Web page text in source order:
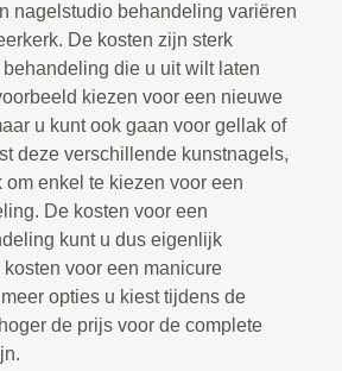
nagelstudio behandeling variëren
De kosten zijn sterk
die u uit wilt laten
kiezen voor een nieuwe
u kunt ook gaan voor gellak of
deze verschillende kunstnagels,
om enkel te kiezen voor een
De kosten voor een
kunt u dus eigenlijk
voor een manicure
opties u kiest tijdens de
de prijs voor de complete